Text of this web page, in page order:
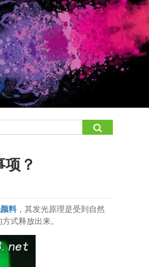
？
料，其发光原理是受到自然
式释放出来。